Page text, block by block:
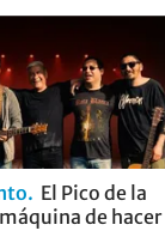
El Pico de la
de hacer